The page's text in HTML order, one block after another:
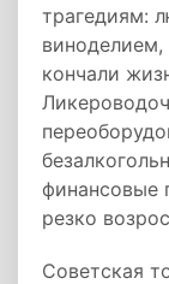
трагедиям:
кончали
финансовые
резко
Советская